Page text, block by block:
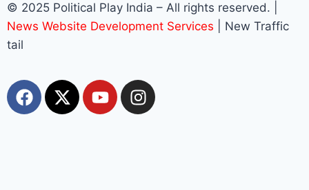
© 2025 Political Play India – All rights reserved. |
News Website Development Services | New Traffic
tail